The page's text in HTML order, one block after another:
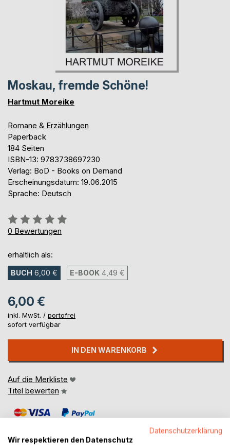
Moskau, fremde Schöne!
Hartmut Moreike
Romane & Erzählungen
Paperback
184 Seiten
ISBN-13: 9783738697230
Verlag: BoD - Books on Demand
Erscheinungsdatum: 19.06.2015
Sprache: Deutsch
Bewertung::
0%
0 Bewertungen
erhältlich als:
BUCH 6,00 € E-BOOK 4,49 €
6,00 €
inkl. MwSt. / portofrei
sofort verfügbar
IN DEN WARENKORB
Auf die Merkliste
Titel bewerten
Datenschutzerklärung
Wir respektieren den Datenschutz